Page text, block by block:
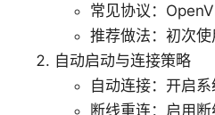
常见协议：
推荐做法：初次
自动启动与连接策略
自动连接：开启
断线重连：启用